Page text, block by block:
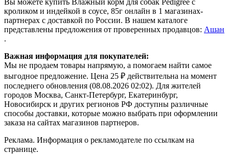
Вы можете купить Влажный корм для собак Pedigree с
кроликом и индейкой в соусе, 85г онлайн в 1 магазинах-
партнерах с доставкой по России. В нашем каталоге
представлены предложения от проверенных продавцов: Ашан
.
Важная информация для покупателей:
Мы не продаем товары напрямую, а помогаем найти самое
выгодное предложение. Цена 25 ₽ действительна на момент
последнего обновления (08.08.2026 02:02). Для жителей
городов Москва, Санкт-Петербург, Екатеринбург,
Новосибирск и других регионов РФ доступны различные
способы доставки, которые можно выбрать при оформлении
заказа на сайтах магазинов партнеров.
Реклама. Информация о рекламодателе по ссылкам на
странице.